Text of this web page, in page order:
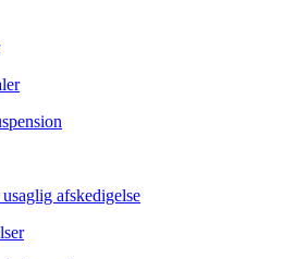
afskedigelse